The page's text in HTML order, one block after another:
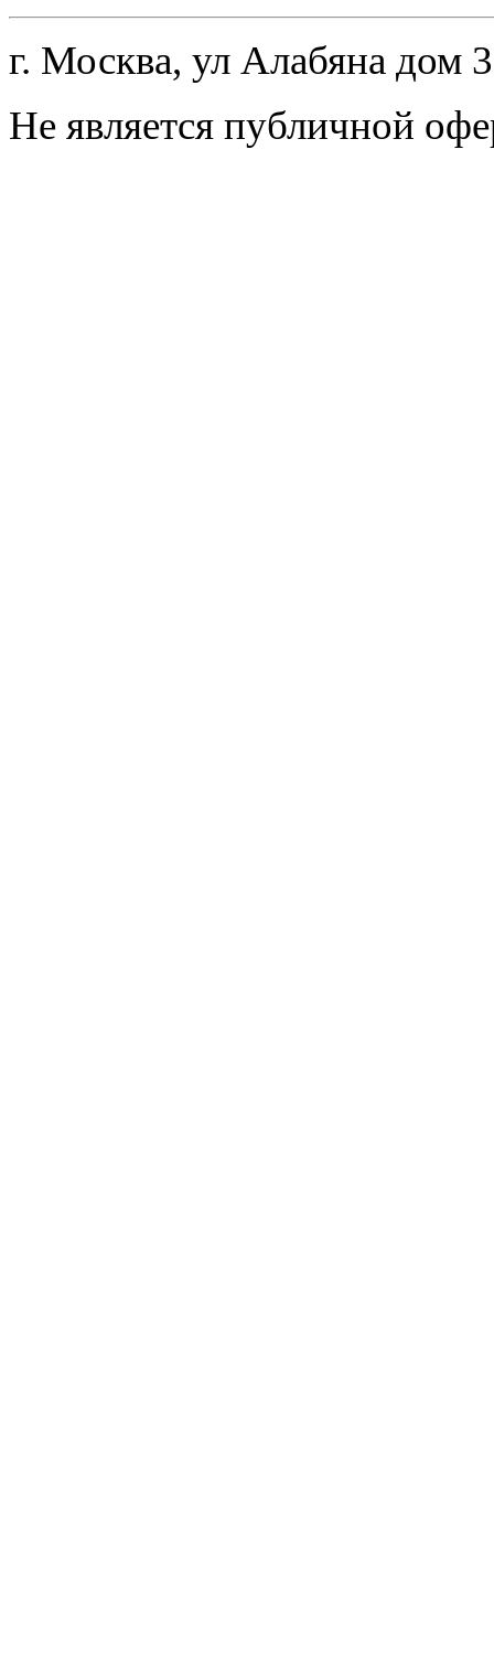
г. Москва, ул Алабяна дом
Не является публичной